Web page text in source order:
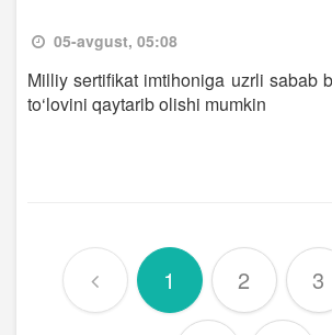
05-avgust, 05:08
Milliy sertifikat imtihoniga uzrli sabab
to‘lovini qaytarib olishi mumkin
1 2 3